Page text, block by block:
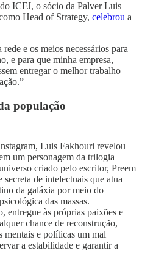
ICFJ, o sócio da Palver Luis
Head of Strategy, celebrou a
e os meios necessários para
e para que minha empresa,
entregar o melhor trabalho
população
Luis Fakhouri revelou
um personagem da trilogia
criado pelo escritor, Preem
de intelectuais que atua
da galáxia por meio do
das massas.
entregue às próprias paixões e
chance de reconstrução,
mentais e políticas um mal
a estabilidade e garantir a